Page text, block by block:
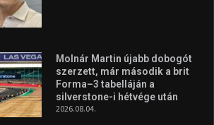
Molnár Martin újabb dobogót
szerzett, már második a brit
Forma–3 tabelláján a
silverstone-i hétvége után
2026.08.04.